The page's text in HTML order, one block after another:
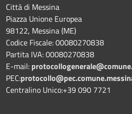
Città di Messina
Piazza Unione Europea
98122, Messina (ME)
Codice Fiscale: 00080270838
Partita IVA: 00080270838
E-mail:
PEC:
Centralino Unico:+39 090 7721